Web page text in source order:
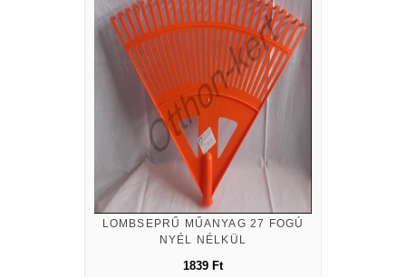
LOMBSEPRŰ MŰANYAG 27 FOGÚ
NYÉL NÉLKÜL
1839 Ft